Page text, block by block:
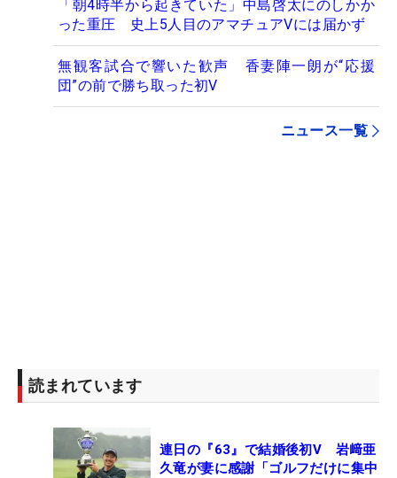
「朝4時半から起きていた」中島啓太にのしかか
った重圧 史上5人目のアマチュアVには届かず
無観客試合で響いた歓声 香妻陣一朗が“応援
団”の前で勝ち取った初V
ニュース一覧
読まれています
連日の『63』で結婚後初V 岩﨑亜
久竜が妻に感謝「ゴルフだけに集中